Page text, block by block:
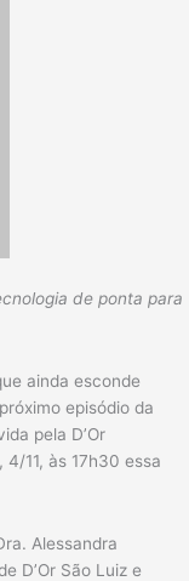
de ponta para
ainda esconde
episódio da
pela D’Or
11, às 17h30 essa
Alessandra
D’Or São Luiz e